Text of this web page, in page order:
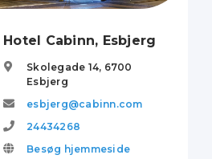
Hotel Cabinn, Esbjerg
Skolegade 14, 6700
Esbjerg
esbjerg@cabinn.com
24434268
Besøg hjemmeside